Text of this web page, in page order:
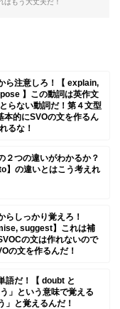
もう大丈夫だ！
ら注意しろ！【 explain,
】この動詞は英作文
らない動詞だ！第４文型
本的にSVOの文を作るん
るな！
２つの違いがわかるか？
】の違いとはこう考えれ
らしっかり覚えろ！
suggest】これは補
の文は作れないので
の文を作るんだ！
語だ！【 doubt と
」という意味で覚える
」と覚えるんだ！